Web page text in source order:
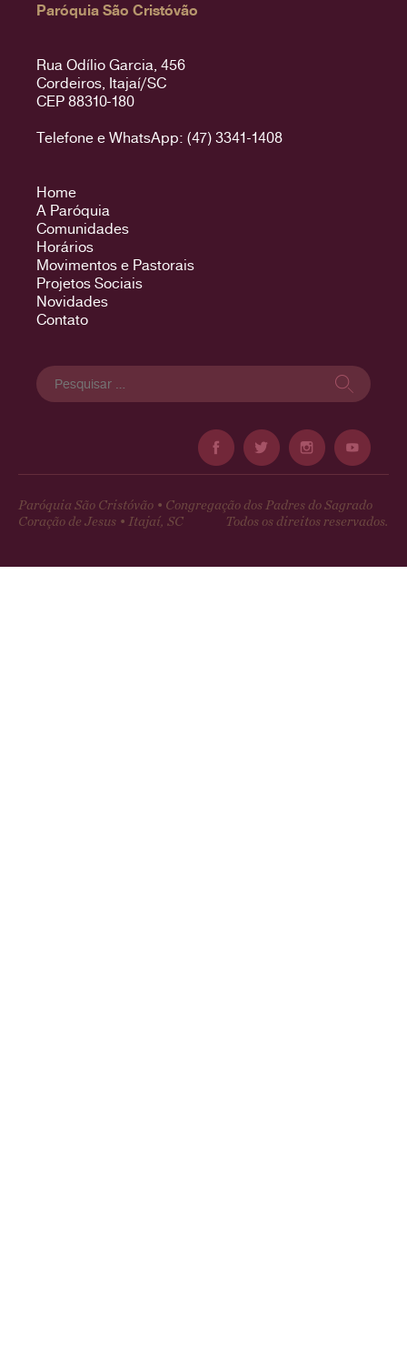
Paróquia São Cristóvão
Rua Odílio Garcia, 456
Cordeiros, Itajaí/SC
CEP 88310-180
Telefone e WhatsApp: (47) 3341-1408
Home
A Paróquia
Comunidades
Horários
Movimentos e Pastorais
Projetos Sociais
Novidades
Contato
Pesquisar
por:
Paróquia São Cristóvão • Congregação dos Padres do Sagrado
Coração de Jesus • Itajaí, SC
Todos os direitos reservados.